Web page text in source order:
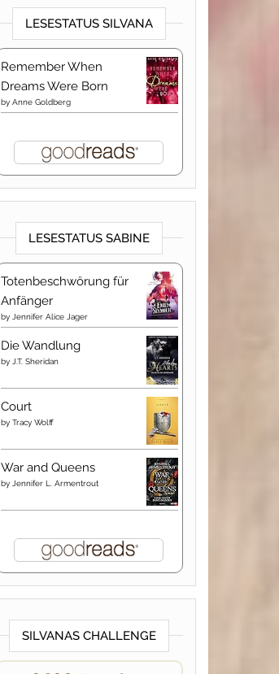
LESESTATUS SILVANA
Remember When
Dreams Were Born
by Anne Goldberg
LESESTATUS SABINE
Totenbeschwörung für
Anfänger
by Jennifer Alice Jager
Die Wandlung
by J.T. Sheridan
Court
by Tracy Wolff
War and Queens
by Jennifer L. Armentrout
SILVANAS CHALLENGE